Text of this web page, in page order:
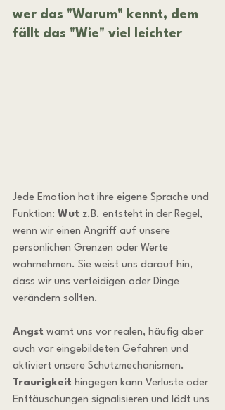
wer das "Warum" kennt, dem
fällt das "Wie" viel leichter
Jede Emotion hat ihre eigene Sprache und
Funktion: Wut z.B. entsteht in der Regel,
wenn wir einen Angriff auf unsere
persönlichen Grenzen oder Werte
wahrnehmen. Sie weist uns darauf hin,
dass wir uns verteidigen oder Dinge
verändern sollten.
Angst warnt uns vor realen, häufig aber
auch vor eingebildeten Gefahren und
aktiviert unsere Schutzmechanismen.
Traurigkeit hingegen kann Verluste oder
Enttäuschungen signalisieren und lädt uns